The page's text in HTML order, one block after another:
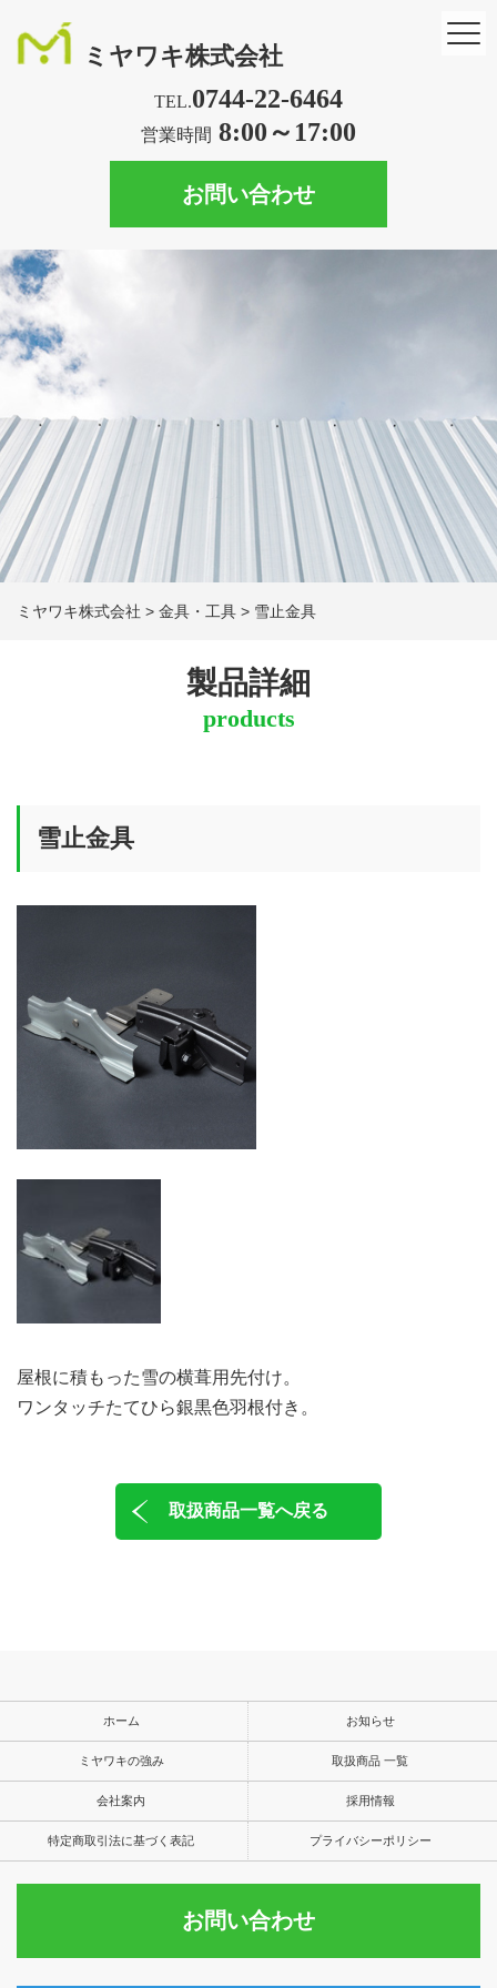
ミヤワキ株式会社
TEL.0744-22-6464
営業時間 8:00～17:00
お問い合わせ
ミヤワキ株式会社 > 金具・工具 > 雪止金具
製品詳細
products
雪止金具
屋根に積もった雪の横葺用先付け。
ワンタッチたてひら銀黒色羽根付き。
取扱商品一覧へ戻る
ホーム お知らせ
ミヤワキの強み 取扱商品 一覧
会社案内 採用情報
特定商取引法に基づく表記 プライバシーポリシー
お問い合わせ